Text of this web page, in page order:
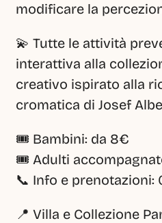
modificare la
💫 Tutte le attività
interattiva alla
creativo ispirato alla
cromatica di Josef
🎟️ Bambini: da 8€
🎟️ Adulti
📞 Info e prenotazioni:
📍 Villa e Collezione